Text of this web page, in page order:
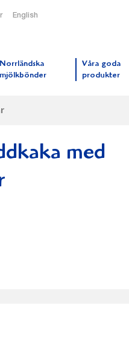
English
Norrländska
mjölkbönder
Våra goda
produkter
med